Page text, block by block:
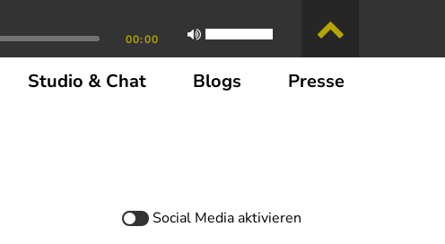
00:00
Studio & Chat Blogs Presse
Social Mediaaktivieren